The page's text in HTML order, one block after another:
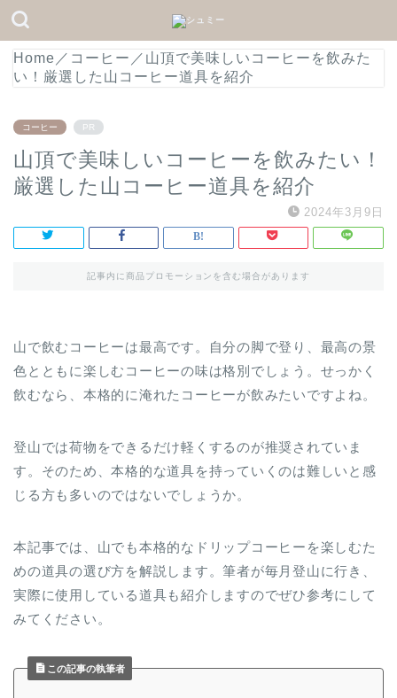
Home ／ コーヒー ／ 山頂で美味しいコーヒーを飲みた
い！厳選した山コーヒー道具を紹介
コーヒー PR
山頂で美味しいコーヒーを飲みたい！
厳選した山コーヒー道具を紹介
2024年3月9日
記事内に商品プロモーションを含む場合があります
山で飲むコーヒーは最高です。自分の脚で登り、最高の景
色とともに楽しむコーヒーの味は格別でしょう。せっかく
飲むなら、本格的に淹れたコーヒーが飲みたいですよね。
登山では荷物をできるだけ軽くするのが推奨されていま
す。そのため、本格的な道具を持っていくのは難しいと感
じる方も多いのではないでしょうか。
本記事では、山でも本格的なドリップコーヒーを楽しむた
めの道具の選び方を解説します。筆者が毎月登山に行き、
実際に使用している道具も紹介しますのでぜひ参考にして
みてください。
この記事の執筆者